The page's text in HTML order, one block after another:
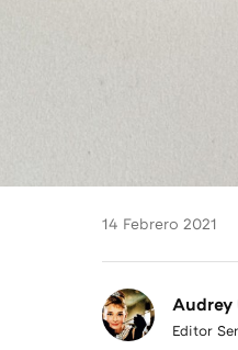
14 Febrero 2021
Audrey
Editor